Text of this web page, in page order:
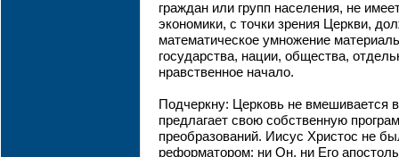
граждан или групп населения, не
экономики, с точки зрения Церкви,
математическое умножение
государства, нации, общества,
нравственное начало.
Подчеркну: Церковь не вмешивается
предлагает свою собственную
преобразований. Иисус Христос не
реформатором: ни Он, ни Его